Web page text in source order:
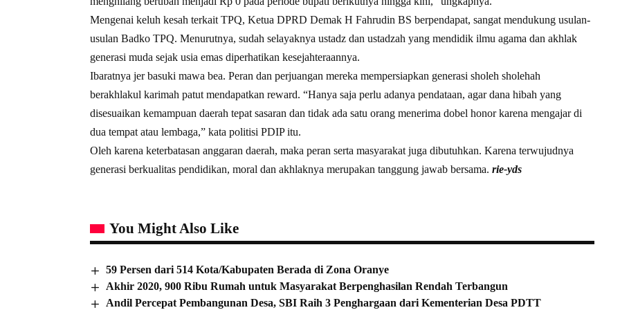
Mengenai keluh kesah terkait TPQ, Ketua DPRD Demak H Fahrudin BS berpendapat, sangat mendukung usulan-
usulan Badko TPQ. Menurutnya, sudah selayaknya ustadz dan ustadzah yang mendidik ilmu agama dan akhlak
generasi muda sejak usia emas diperhatikan kesejahteraannya.
Ibaratnya jer basuki mawa bea. Peran dan perjuangan mereka mempersiapkan generasi sholeh sholehah
berakhlakul karimah patut mendapatkan reward. “Hanya saja perlu adanya pendataan, agar dana hibah yang
disesuaikan kemampuan daerah tepat sasaran dan tidak ada satu orang menerima dobel honor karena mengajar di
dua tempat atau lembaga,” kata politisi PDIP itu.
Oleh karena keterbatasan anggaran daerah, maka peran serta masyarakat juga dibutuhkan. Karena terwujudnya
generasi berkualitas pendidikan, moral dan akhlaknya merupakan tanggung jawab bersama. rie-yds
You Might Also Like
59 Persen dari 514 Kota/Kabupaten Berada di Zona Oranye
Akhir 2020, 900 Ribu Rumah untuk Masyarakat Berpenghasilan Rendah Terbangun
Andil Percepat Pembangunan Desa, SBI Raih 3 Penghargaan dari Kementerian Desa PDTT